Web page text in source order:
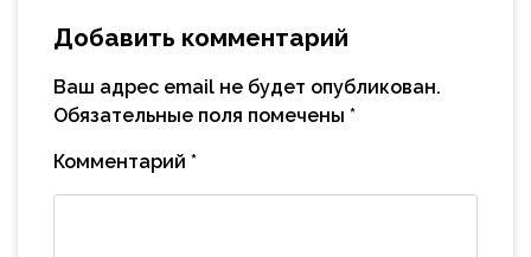
Добавить комментарий
Ваш адрес email не будет опубликован.
Обязательные поля помечены *
Комментарий *